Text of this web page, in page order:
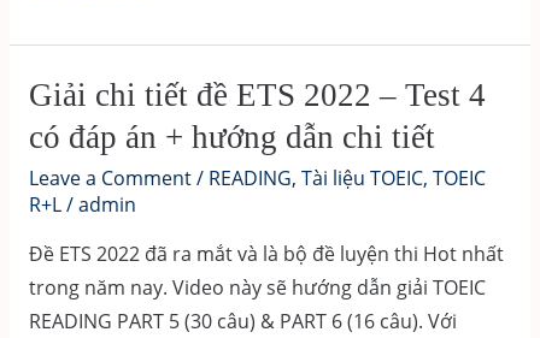
tiết
đề
ETS
2022
–
Test
5
có
đáp
Giải chi tiết đề ETS 2022 – Test 4
có đáp án + hướng dẫn chi tiết
Leave a Comment/ READING, Tài liệu TOEIC, TOEIC
R+L/admin
Đề ETS 2022 đã ra mắt và là bộ đề luyện thi Hot nhất
trong năm nay. Video này sẽ hướng dẫn giải TOEIC
READING PART 5 (30 câu) & PART 6 (16 câu). Với